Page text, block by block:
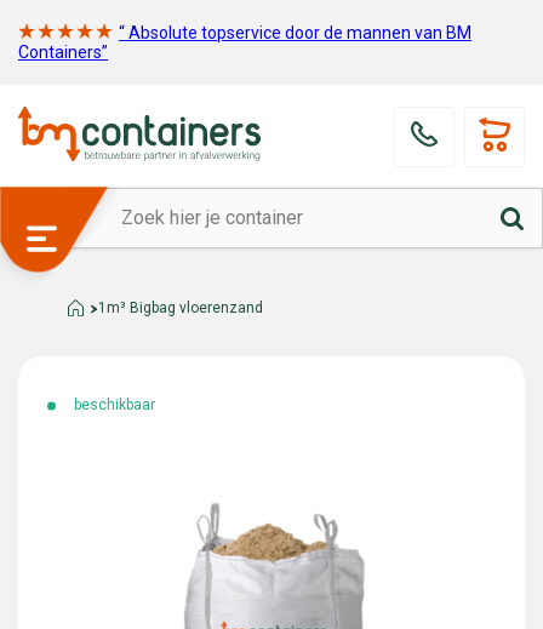
“ Absolute topservice door de mannen van BM
Containers”
1m³ Bigbag vloerenzand
beschikbaar